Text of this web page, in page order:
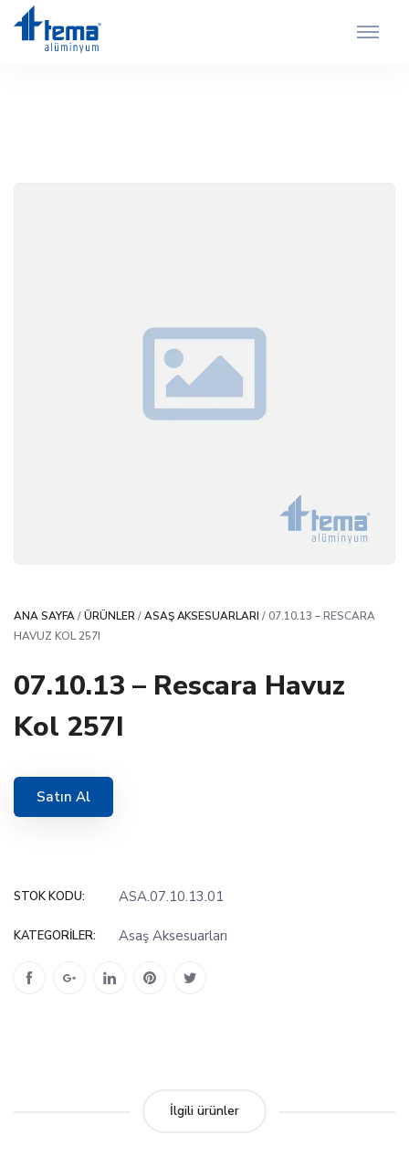
ANA SAYFA/ÜRÜNLER/ASAŞ AKSESUARLARI / 07.10.13 – RESCARA
HAVUZ KOL 257I
07.10.13 – Rescara Havuz
Kol 257I
Satın Al
STOK KODU: ASA.07.10.13.01
KATEGORILER: Asaş Aksesuarları
İlgili ürünler